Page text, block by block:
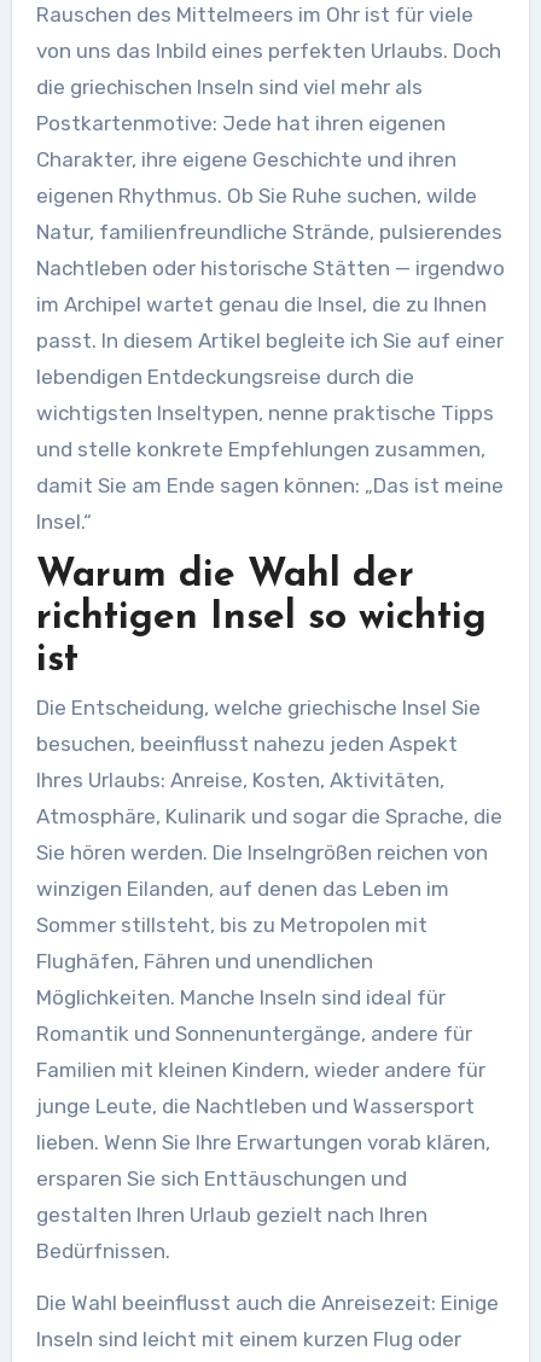
Rauschen des Mittelmeers im Ohr ist für viele
von uns das Inbild eines perfekten Urlaubs. Doch
die griechischen Inseln sind viel mehr als
Postkartenmotive: Jede hat ihren eigenen
Charakter, ihre eigene Geschichte und ihren
eigenen Rhythmus. Ob Sie Ruhe suchen, wilde
Natur, familienfreundliche Strände, pulsierendes
Nachtleben oder historische Stätten — irgendwo
im Archipel wartet genau die Insel, die zu Ihnen
passt. In diesem Artikel begleite ich Sie auf einer
lebendigen Entdeckungsreise durch die
wichtigsten Inseltypen, nenne praktische Tipps
und stelle konkrete Empfehlungen zusammen,
damit Sie am Ende sagen können: „Das ist meine
Insel.“
Warum die Wahl der
richtigen Insel so wichtig
ist
Die Entscheidung, welche griechische Insel Sie
besuchen, beeinflusst nahezu jeden Aspekt
Ihres Urlaubs: Anreise, Kosten, Aktivitäten,
Atmosphäre, Kulinarik und sogar die Sprache, die
Sie hören werden. Die Inselngrößen reichen von
winzigen Eilanden, auf denen das Leben im
Sommer stillsteht, bis zu Metropolen mit
Flughäfen, Fähren und unendlichen
Möglichkeiten. Manche Inseln sind ideal für
Romantik und Sonnenuntergänge, andere für
Familien mit kleinen Kindern, wieder andere für
junge Leute, die Nachtleben und Wassersport
lieben. Wenn Sie Ihre Erwartungen vorab klären,
ersparen Sie sich Enttäuschungen und
gestalten Ihren Urlaub gezielt nach Ihren
Bedürfnissen.
Die Wahl beeinflusst auch die Anreisezeit: Einige
Inseln sind leicht mit einem kurzen Flug oder